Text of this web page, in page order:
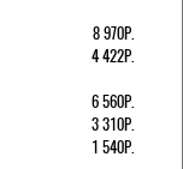
8 970Р.
4 422Р.
6 560Р.
3 310Р.
1 540Р.